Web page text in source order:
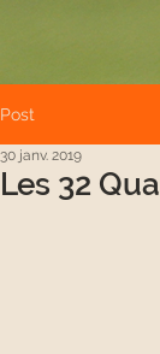
Post
Les 32
30 janv. 2019